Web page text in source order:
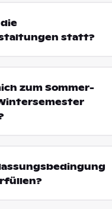
statt?
zum Sommer-